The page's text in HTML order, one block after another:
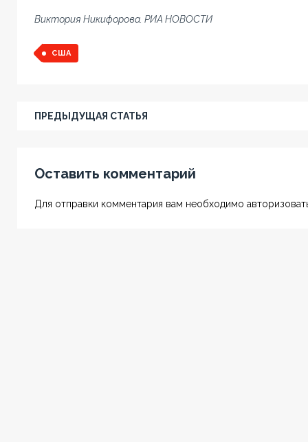
Виктория Никифорова. РИА НОВОСТИ
США
ПРЕДЫДУЩАЯ СТАТЬЯ
Оставить комментарий
Для отправки комментария вам необходимо